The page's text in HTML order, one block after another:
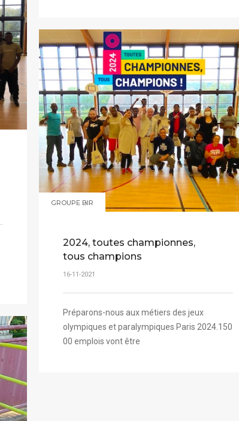
GROUPE BIR
2024, toutes championnes,
tous champions
16-11-2021
Préparons-nous aux métiers des jeux
olympiques et paralympiques Paris 2024.150
00 emplois vont être